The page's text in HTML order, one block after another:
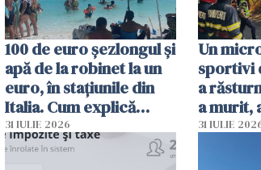
100 de euro șezlongul și
apă de la robinet la un
euro, în stațiunile din
Italia. Cum explică
autoritățile
31 IULIE 2026
Un
sportivi
a
a murit,
planul
31 IULIE